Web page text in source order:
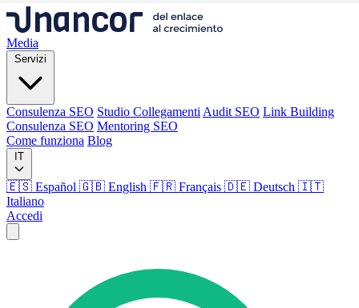
Media
Servizi
Consulenza SEO Studio Collegamenti Audit SEO Link Building
Consulenza SEO Mentoring SEO
Come funziona Blog
IT
🇪🇸 Español 🇬🇧 English 🇫🇷 Français 🇩🇪 Deutsch 🇮🇹
Italiano
Accedi